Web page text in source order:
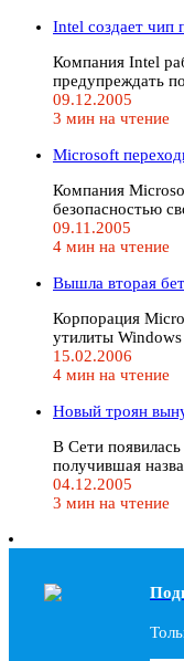
Intel создает
Компания Intel
предупреждать
09.12.2005
3 мин на чтение
Microsoft
Компания
безопасностью
09.11.2005
4 мин на чтение
Вышла вторая
Корпорация
утилиты
15.02.2006
4 мин на чтение
Новый троян
В Сети
получившая
04.12.2005
3 мин на чтение